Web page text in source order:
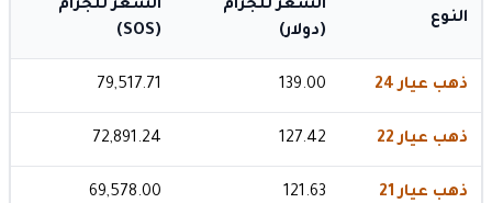
النوع
السعر للجرام
(دولار)
السعر للجرام
(SOS)
ذهب عيار 24 139.00
79,517.71
ذهب عيار 22 127.42
72,891.24
ذهب عيار 21 121.63
69,578.00